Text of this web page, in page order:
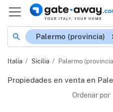
Ubicación
Palermo (provincia)
Italia Sicilia Palermo
Propiedades en venta en
Ordenar por